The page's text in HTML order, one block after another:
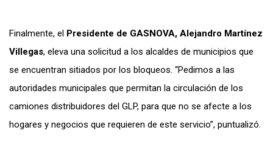
Finalmente, el Presidente de GASNOVA, Alejandro Martínez
Villegas, eleva una solicitud a los alcaldes de municipios que
se encuentran sitiados por los bloqueos. “Pedimos a las
autoridades municipales que permitan la circulación de los
camiones distribuidores del GLP, para que no se afecte a los
hogares y negocios que requieren de este servicio”, puntualizó.